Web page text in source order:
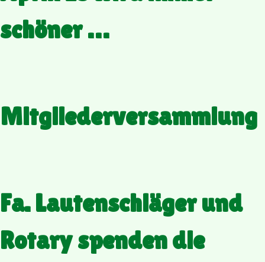
schöner …
Mitgliederversammlung
Fa. Lautenschläger und
Rotary spenden die